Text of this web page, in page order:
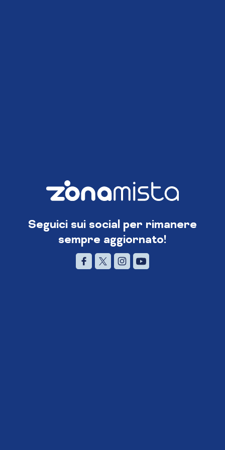
Seguici sui social per rimanere
sempre aggiornato!